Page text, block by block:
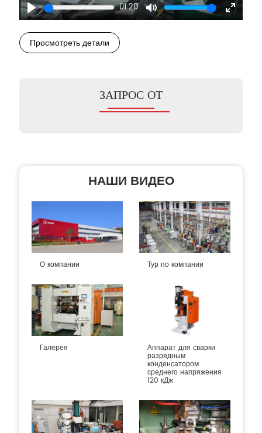
Play
01:20
Mute
Enter
Просмотреть детали
ЗАПРОС ОТ
НАШИ ВИДЕО
О компании Тур по компании
Галерея Аппарат для сварки
разрядным
конденсатором
среднего напряжения
120 кДж